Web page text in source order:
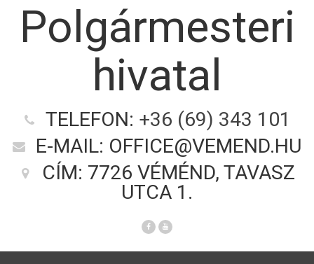
Polgármesteri
hivatal
TELEFON: +36 (69) 343 101
E-MAIL: OFFICE@VEMEND.HU
CÍM: 7726 VÉMÉND, TAVASZ
UTCA 1.